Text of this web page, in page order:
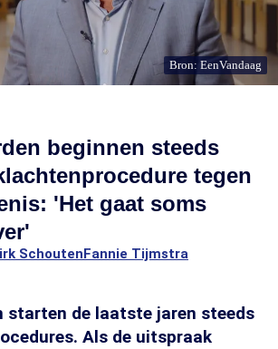
Bron: EenVandaag
beginnen steeds
tegen
'Het gaat soms
SchoutenFannie Tijmstra
starten de laatste jaren steeds
Als de uitspraak